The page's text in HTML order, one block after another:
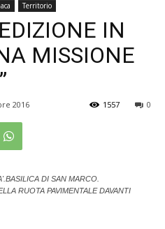
Veneto
Territorio
IN
MISSIONE
2016 0
1557
DI SAN MARCO.
RUOTA PAVIMENTALE DAVANTI